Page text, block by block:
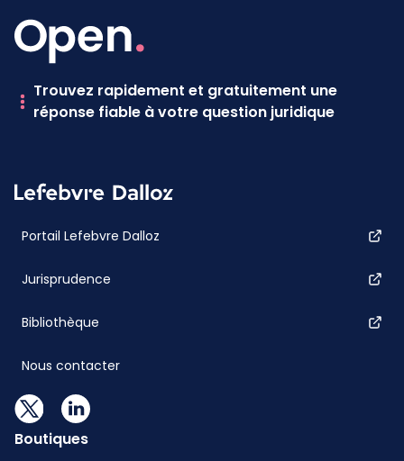
Trouvez rapidement et gratuitement une
réponse fiable à votre question juridique
Portail Lefebvre Dalloz
Jurisprudence
Bibliothèque
Nous contacter
Boutiques